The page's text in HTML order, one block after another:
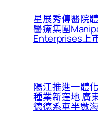
星展秀傳醫院
醫療集團
Enterprises上
陽江推進一體
種業新窪地 廣
德德系車半數